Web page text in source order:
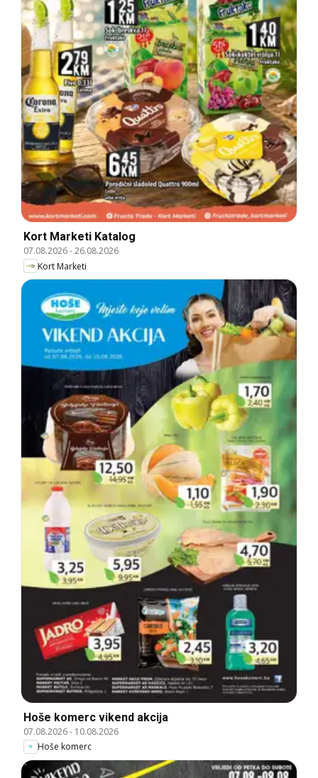
Kort Marketi Katalog
07.08.2026-26.08.2026
Kort Marketi
Hoše komerc vikend akcija
07.08.2026- 10.08.2026
Hoše komerc